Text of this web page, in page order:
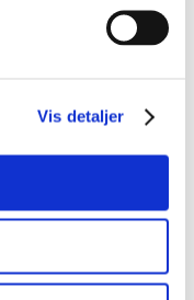
Vis detaljer